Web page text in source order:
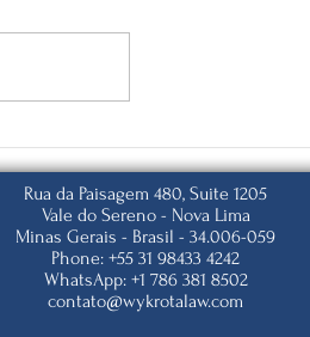
Profissionais do
Entretenimento
Rua da Paisagem 480, Suite 1205
Vale do Sereno - Nova Lima
Minas Gerais - Brasil - 34.006-059
Phone: +55 31 98433 4242
WhatsApp: +1 786 381 8502
contato@wykrotalaw.com